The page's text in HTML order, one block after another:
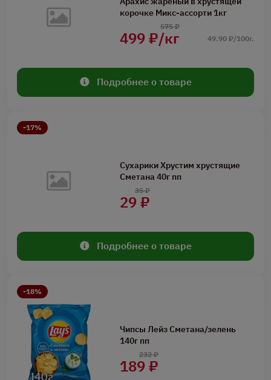
корочке Микс-ассорти 1кг
499 ₽/кг
575 ₽
49.90 ₽/100г.
Подробнее о товаре
-17%
Сухарики Хрустим хрустящие
Сметана 40г пп
29 ₽
35 ₽
Подробнее о товаре
-18%
Чипсы Лейз Сметана/зелень
140г пп
189 ₽
232 ₽